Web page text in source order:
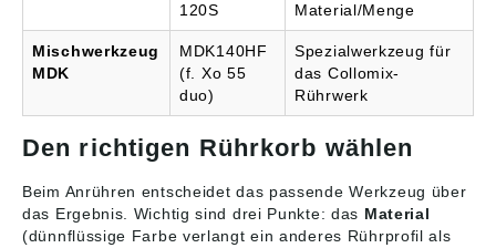
120S
Material/Menge
Mischwerkzeug
MDK
MDK140HF
(f. Xo 55
duo)
Spezialwerkzeug für
das Collomix-
Rührwerk
Den richtigen Rührkorb wählen
Beim Anrühren entscheidet das passende Werkzeug über
das Ergebnis. Wichtig sind drei Punkte: das Material
(dünnflüssige Farbe verlangt ein anderes Rührprofil als